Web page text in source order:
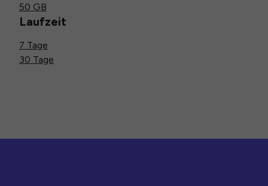
50 GB
Laufzeit
7 Tage
30 Tage